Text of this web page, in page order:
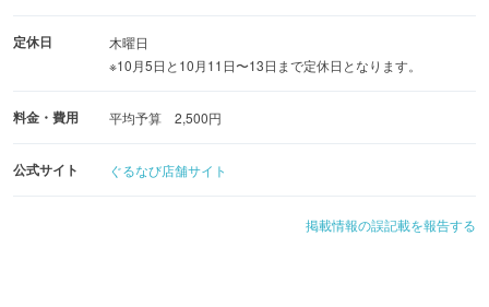
定休日
木曜日
※10月5日と10月11日〜13日まで定休日となります。
料金・費用 平均予算 2,500円
公式サイト ぐるなび店舗サイト
掲載情報の誤記載を報告する